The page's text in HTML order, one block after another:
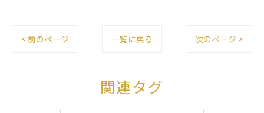
< 前のページ 一覧に戻る 次のページ >
関連タグ